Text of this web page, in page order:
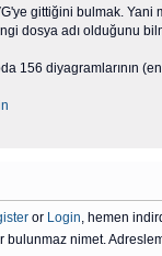
gittiğini bulmak. Yani
dosya adı olduğunu
156 diyagramlarının
or Login , hemen
nimet.